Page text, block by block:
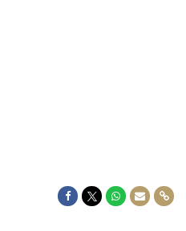
Delen op Facebook
Delen op Twitter
Delen op
Delen